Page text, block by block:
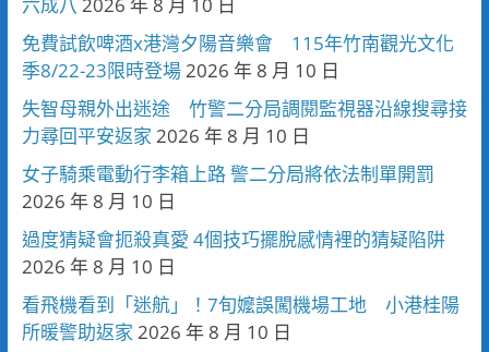
免費試飲啤酒x港灣夕陽音樂會 115年竹南觀光文化
季8/22-23限時登場 2026 年 8 月 10 日
失智母親外出迷途 竹警二分局調閱監視器沿線搜尋接
力尋回平安返家 2026 年 8 月 10 日
女子騎乘電動行李箱上路 警二分局將依法制單開罰
2026 年 8 月 10 日
過度猜疑會扼殺真愛 4個技巧擺脫感情裡的猜疑陷阱
2026 年 8 月 10 日
看飛機看到「迷航」！7旬嬤誤闖機場工地 小港桂陽
所暖警助返家 2026 年 8 月 10 日